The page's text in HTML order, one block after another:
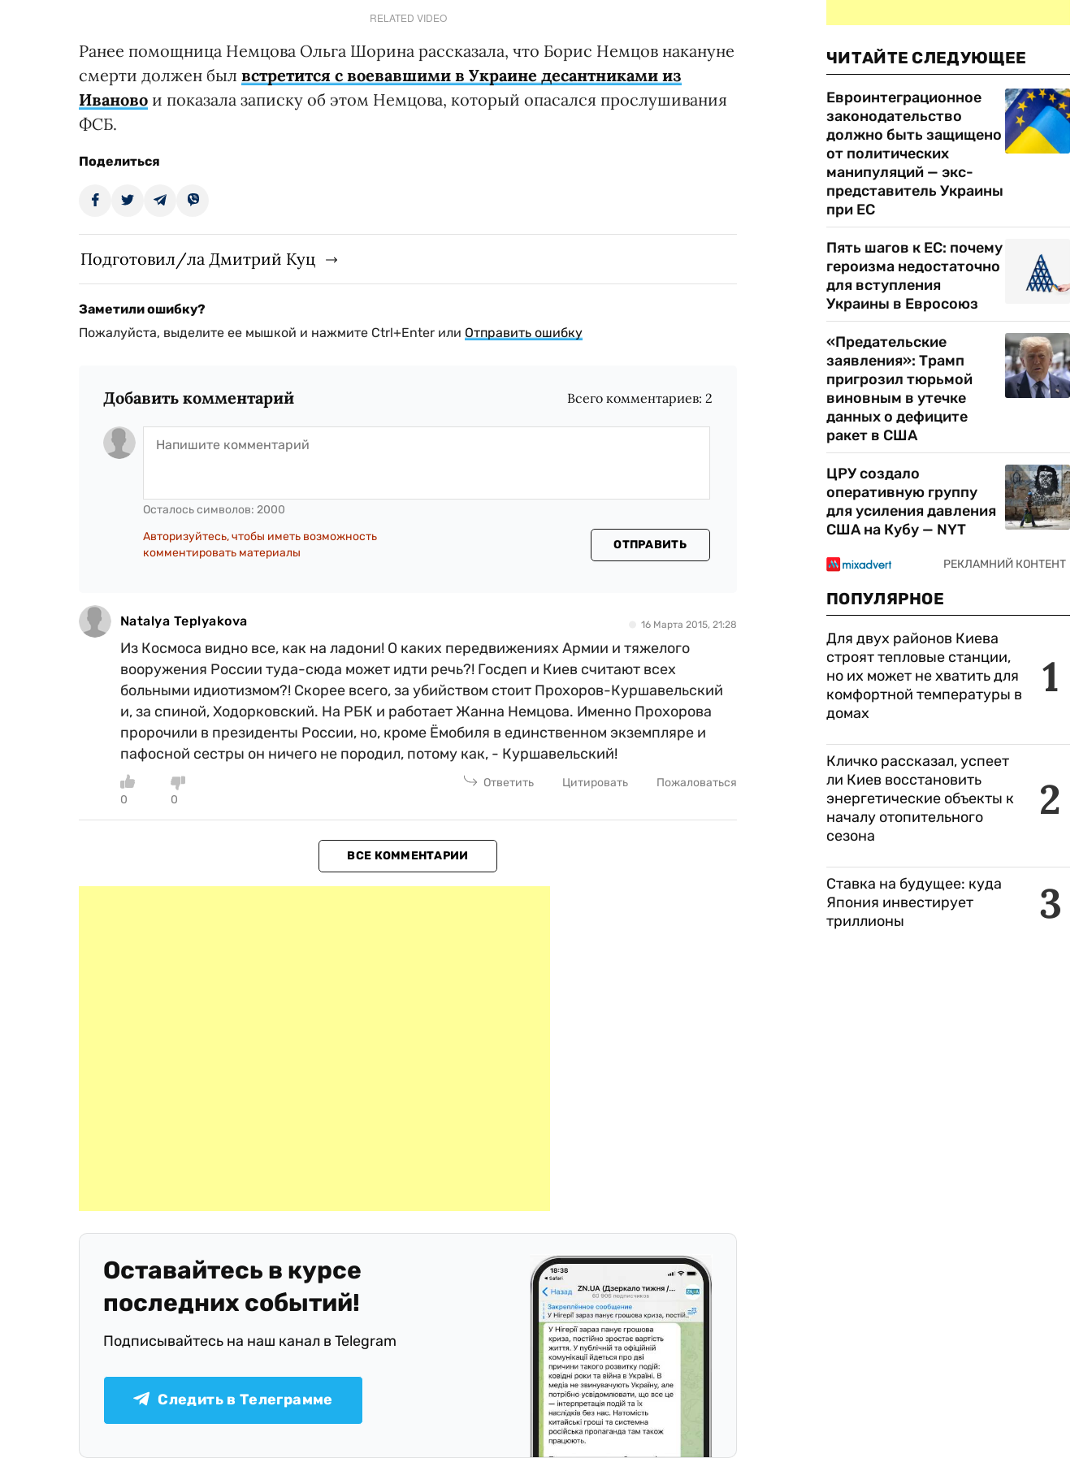
RELATED VIDEO
Ранее помощница Немцова Ольга Шорина рассказала, что Борис Немцов накануне
смерти должен был встретится с воевавшими в Украине десантниками из
Иваново и показала записку об этом Немцова, который опасался прослушивания
ФСБ.
Поделиться
Подготовил/ла Дмитрий Куц
Заметили ошибку?
Пожалуйста, выделите ее мышкой и нажмите Ctrl+Enter или Отправить ошибку
Добавить комментарий Всего комментариев: 2
Осталось символов: 2000
Авторизуйтесь, чтобы иметь возможность
комментировать материалы
ОТПРАВИТЬ
Natalya Teplyakova 16 Марта 2015, 21:28
Из Космоса видно все, как на ладони! О каких передвижениях Армии и тяжелого
вооружения России туда-сюда может идти речь?! Госдеп и Киев считают всех
больными идиотизмом?! Скорее всего, за убийством стоит Прохоров-Куршавельский
и, за спиной, Ходорковский. На РБК и работает Жанна Немцова. Именно Прохорова
пророчили в президенты России, но, кроме Ёмобиля в единственном экземпляре и
пафосной сестры он ничего не породил, потому как, - Куршавельский!
0 0
Ответить Цитировать Пожаловаться
ВСЕ КОММЕНТАРИИ
Оставайтесь в курсе
последних событий!
Подписывайтесь на наш канал в Telegram
Следить в Телеграмме
ЧИТАЙТЕ СЛЕДУЮЩЕЕ
Евроинтеграционное
законодательство
должно быть защищено
от политических
манипуляций — экс-
представитель Украины
при ЕС
Пять шагов к ЕС: почему
героизма недостаточно
для вступления
Украины в Евросоюз
«Предательские
заявления»: Трамп
пригрозил тюрьмой
виновным в утечке
данных о дефиците
ракет в США
ЦРУ создало
оперативную группу
для усиления давления
США на Кубу — NYT
ПОПУЛЯРНОЕ
1
Для двух районов Киева
строят тепловые станции,
но их может не хватить для
комфортной температуры в
домах
2
Кличко рассказал, успеет
ли Киев восстановить
энергетические объекты к
началу отопительного
сезона
3
Ставка на будущее: куда
Япония инвестирует
триллионы